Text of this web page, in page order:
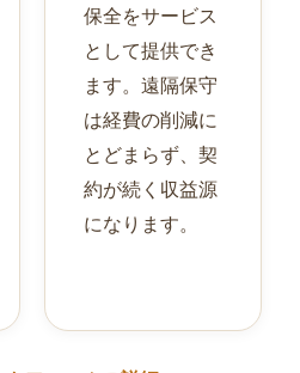
保全をサービス
として提供でき
ます。遠隔保守
は経費の削減に
とどまらず、契
約が続く収益源
になります。